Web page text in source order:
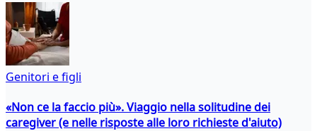
Genitori e figli
«Non ce la faccio più». Viaggio nella solitudine dei
caregiver (e nelle risposte alle loro richieste d'aiuto)